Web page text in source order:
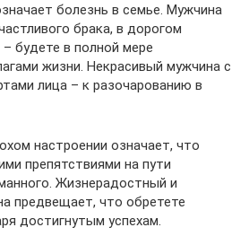
болезнь в семье. Мужчина
брака, в дорогом
будете в полной мере
жизни. Некрасивый мужчина с
лица – к разочарованию в
настроении означает, что
препятствиями на пути
Жизнерадостный и
предвещает, что обретете
достигнутым успехам.